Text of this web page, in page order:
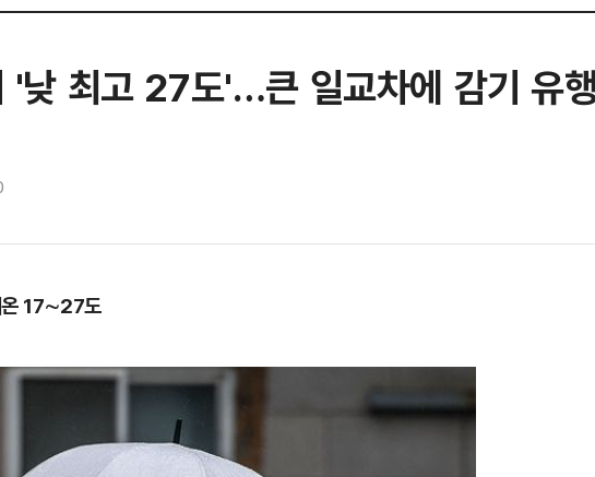
'낮 최고 27도'…큰 일교차에 감기 유
온 17∼27도